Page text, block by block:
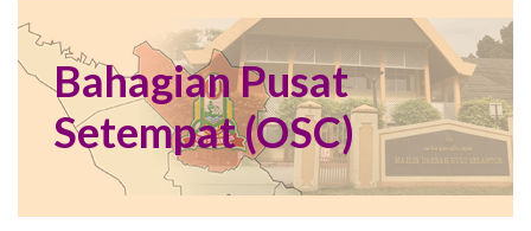
Bahagian Pusat
Setempat (OSC)